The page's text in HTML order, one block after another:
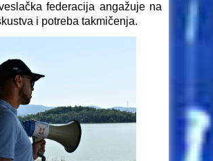
federacija angažuje na
i potreba takmičenja.